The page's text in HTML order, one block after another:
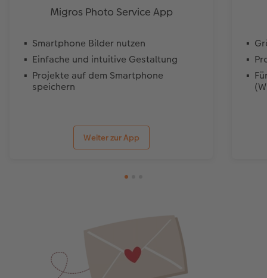
Migros Photo Service App
Smartphone Bilder nutzen
Einfache und intuitive Gestaltung
Projekte auf dem Smartphone
speichern
Weiter zur App